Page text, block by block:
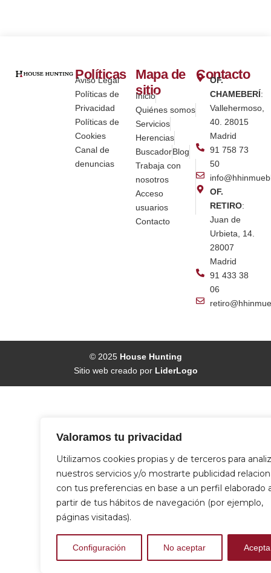
Valoramos tu privacidad
Utilizamos cookies propias y de terceros para
nuestros servicios y/o mostrarte publicidad
con tus preferencias en base a un perfil elaborado
partir de tus hábitos de navegación (por ejemplo,
páginas visitadas).
Configuración No aceptar
Políticas
Aviso Legal
Políticas de
Privacidad
Políticas de
Cookies
Canal de
denuncias
Mapa de
sitio
Inicio
Quiénes somos
Servicios
Herencias
BuscadorBlog
Trabaja con
nosotros
Acceso
usuarios
Contacto
Contacto
OF.
CHAMEBERÍ:
Vallehermoso,
40. 28015
Madrid
91 758 73
50
OF.
RETIRO:
Juan de
Urbieta, 14.
28007
Madrid
91 433 38
06
© 2025House Hunting
Sitio web creado porLiderLogo